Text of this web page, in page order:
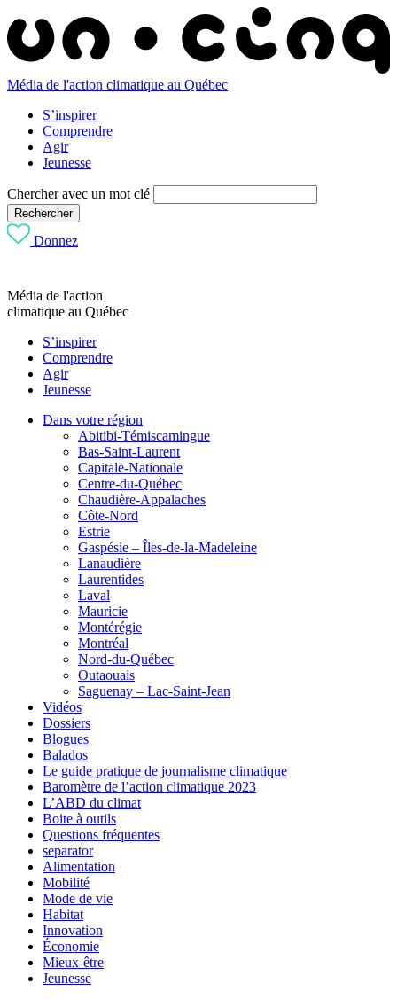
Média de l'action climatique au Québec
S’inspirer
Comprendre
Agir
Jeunesse
Chercher avec un mot clé
Rechercher
Donnez
Média de l'action
climatique au Québec
S’inspirer
Comprendre
Agir
Jeunesse
Dans votre région
Abitibi-Témiscamingue
Bas-Saint-Laurent
Capitale-Nationale
Centre-du-Québec
Chaudière-Appalaches
Côte-Nord
Estrie
Gaspésie – Îles-de-la-Madeleine
Lanaudière
Laurentides
Laval
Mauricie
Montérégie
Montréal
Nord-du-Québec
Outaouais
Saguenay – Lac-Saint-Jean
Vidéos
Dossiers
Blogues
Balados
Le guide pratique de journalisme climatique
Baromètre de l’action climatique 2023
L’ABD du climat
Boite à outils
Questions fréquentes
separator
Alimentation
Mobilité
Mode de vie
Habitat
Innovation
Économie
Mieux-être
Jeunesse